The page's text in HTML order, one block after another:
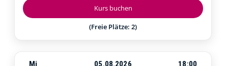
Kurs buchen
(Freie Plätze: 2)
Mi 05.08.2026 18:00